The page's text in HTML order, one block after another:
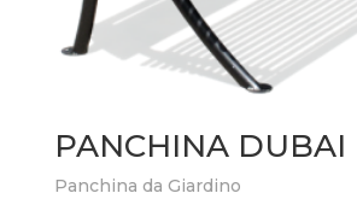
PANCHINA DUBAI
Panchina da Giardino